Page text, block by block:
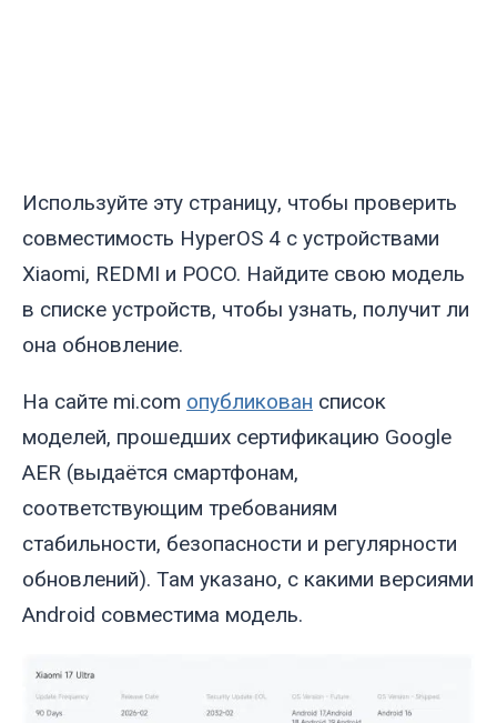
Используйте эту страницу, чтобы проверить
совместимость HyperOS 4 с устройствами
Xiaomi, REDMI и POCO. Найдите свою модель
в списке устройств, чтобы узнать, получит ли
она обновление.
На сайте mi.com опубликован список
моделей, прошедших сертификацию Google
AER (выдаётся смартфонам,
соответствующим требованиям
стабильности, безопасности и регулярности
обновлений). Там указано, с какими версиями
Android совместима модель.